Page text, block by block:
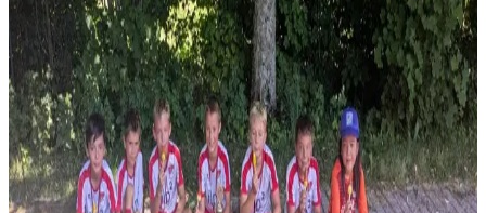
Vier Gruppensiege ohne Gegentor und ein 2:0 im Halbfinale – erst
im Finale wird unsere F-Jugend gestoppt: P...
News
14. Juli 2026
Rückblick: 1. Fanclub Worldcup Rot-Weiß –
Endrunde auf unserem Hauptplatz
36 Teams von FC-Bayern-Fanclubs aus vier Ländern, ein